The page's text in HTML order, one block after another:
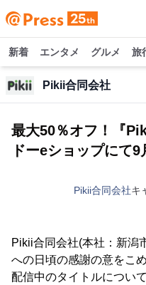
新着 エンタメ グルメ 旅
Pikii合同会社
最大50％オフ！『
ドーeショップにて
Pikii合同会社キ
Pikii合同会社(本社：新潟
への日頃の感謝の意をこ
配信中のタイトルについ